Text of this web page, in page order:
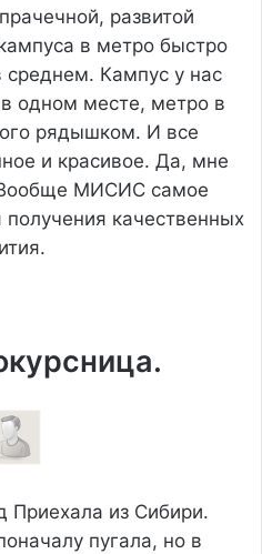
развитой
в метро быстро
Кампус у нас
одном месте, метро в
рядышком. И все
и красивое. Да, мне
МИСИС самое
качественных
Приехала из Сибири.
пугала, но в